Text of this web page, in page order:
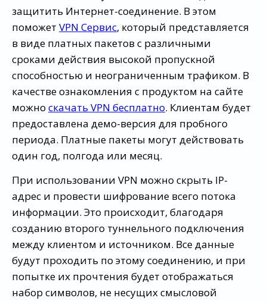
защитить Интернет-соединение. В этом
поможет VPN Сервис, который представляется
в виде платных пакетов с различными
сроками действия высокой пропускной
способностью и неограниченным трафиком. В
качестве ознакомления с продуктом на сайте
можно скачать VPN бесплатно. Клиентам будет
предоставлена демо-версия для пробного
периода. Платные пакеты могут действовать
один год, полгода или месяц.
При использовании VPN можно скрыть IP-
адрес и провести шифрование всего потока
информации. Это происходит, благодаря
созданию второго туннельного подключения
между клиентом и источником. Все данные
будут проходить по этому соединению, и при
попытке их прочтения будет отображаться
набор символов, не несущих смысловой